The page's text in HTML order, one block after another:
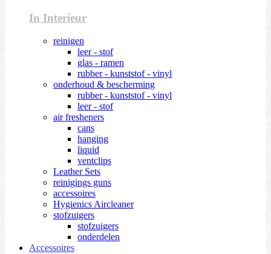
In Interieur
reinigen
leer - stof
glas - ramen
rubber - kunststof - vinyl
onderhoud & bescherming
rubber - kunststof - vinyl
leer - stof
air fresheners
cans
hanging
liquid
ventclips
Leather Sets
reinigings guns
accessoires
Hygienics Aircleaner
stofzuigers
stofzuigers
onderdelen
Accessoires